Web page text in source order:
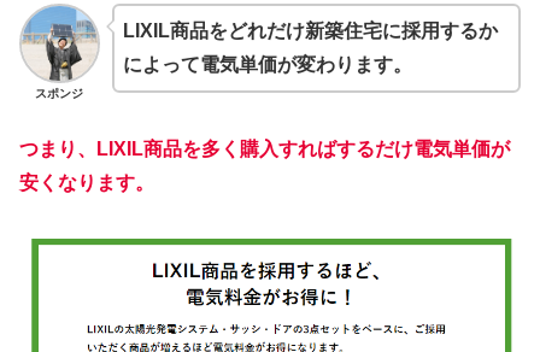
スポンジ
LIXIL商品をどれだけ新築住宅に採用するか
によって電気単価が変わります。
つまり、LIXIL商品を多く購入すればするだけ電気単価が
安くなります。